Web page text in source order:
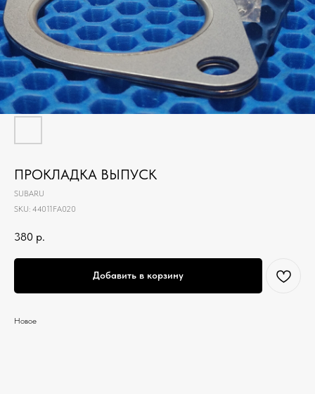
ПРОКЛАДКА ВЫПУСК
SUBARU
SKU: 44011FA020
380 р.
Добавить в корзину
Новое